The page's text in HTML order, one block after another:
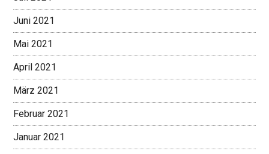
Juni 2021
Mai 2021
April 2021
März 2021
Februar 2021
Januar 2021